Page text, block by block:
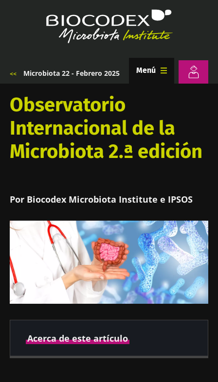
de
ayuda
la
navegación
Microbiota 22 - Febrero 2025 Menú
Observatorio
Internacional de la
Microbiota 2.ª edición
Por Biocodex Microbiota Institute e IPSOS
Acerca de este artículo